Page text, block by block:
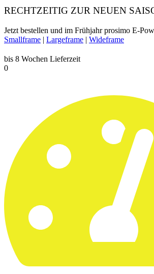
RECHTZEITIG ZUR NEUEN
Jetzt bestellen und im Frühjahr prosimo E-
Smallframe | Largeframe | Wideframe
bis 8 Wochen Lieferzeit
0